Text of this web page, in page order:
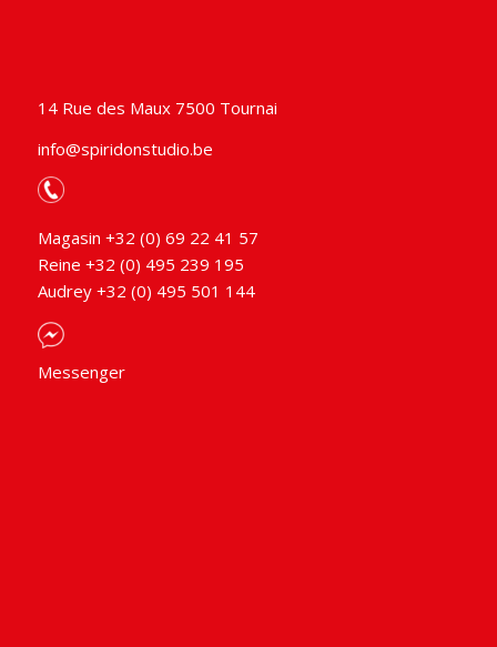
14 Rue des Maux 7500 Tournai
info@spiridonstudio.be
Magasin +32 (0) 69 22 41 57
Reine +32 (0) 495 239 195
Audrey +32 (0) 495 501 144
Messenger